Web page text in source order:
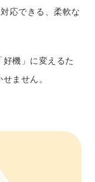
応できる、柔軟な
機」に変えるた
ません。